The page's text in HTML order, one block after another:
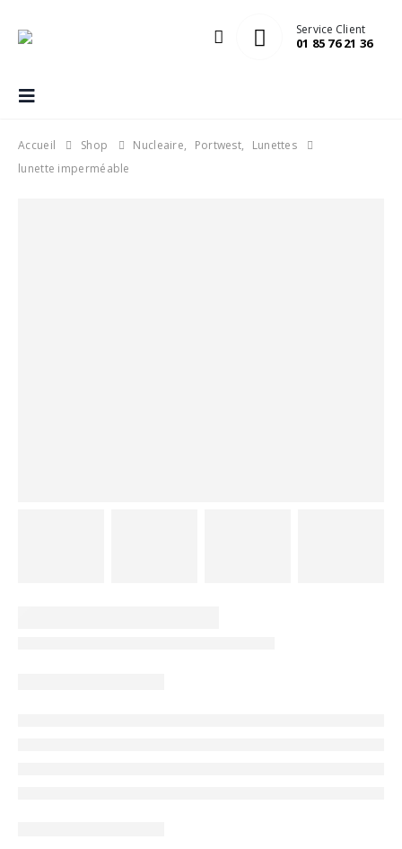
Service Client
01 85 76 21 36
Accueil Shop Nucleaire, Portwest,
Lunettes
lunette imperméable